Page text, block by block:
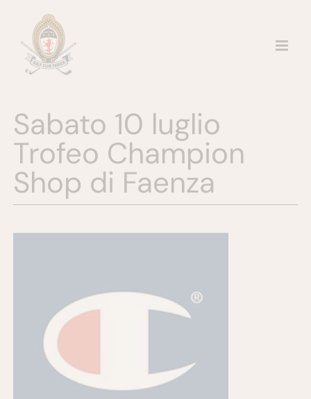
contenuto
Sabato 10 luglio
Trofeo Champion
Shop di Faenza